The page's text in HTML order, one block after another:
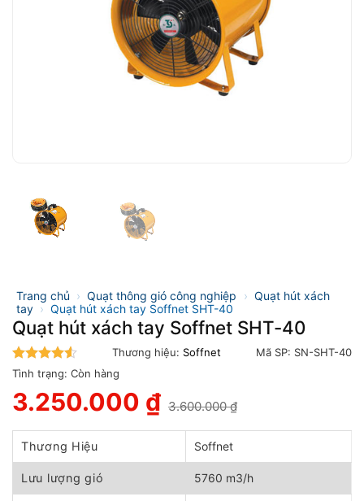
Trang chủ › Quạt thông gió công nghiệp › Quạt hút xách
tay › Quạt hút xách tay Soffnet SHT-40
Quạt hút xách tay Soffnet SHT-40
4.5trên 5
Thương hiệu: Soffnet Mã SP: SN-SHT-40
Tình trạng: Còn hàng
3.600.000₫
gốc
là:
3.600.000 ₫.
3.250.000 ₫
hiện
tại
3.250.000 ₫.
Thương Hiệu Soffnet
Lưu lượng gió 5760 m3/h